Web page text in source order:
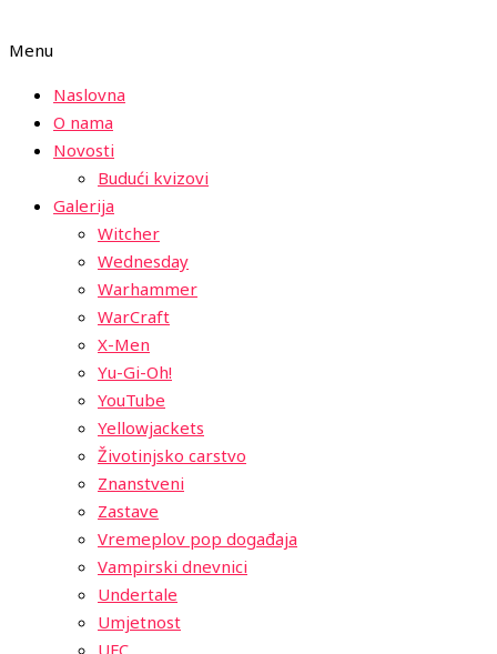
Menu
Naslovna
O nama
Novosti
Budući kvizovi
Galerija
Witcher
Wednesday
Warhammer
WarCraft
X-Men
Yu-Gi-Oh!
YouTube
Yellowjackets
Životinjsko carstvo
Znanstveni
Zastave
Vremeplov pop događaja
Vampirski dnevnici
Undertale
Umjetnost
UFC